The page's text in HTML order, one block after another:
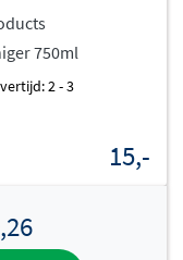
750ml
15,-